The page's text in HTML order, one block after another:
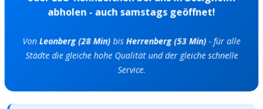
abholen - auch samstags geöffnet!
VonLeonberg (28 Min) bis Herrenberg (53 Min)- für alle
Städte die gleiche hohe Qualität und der gleiche schnelle
Service.